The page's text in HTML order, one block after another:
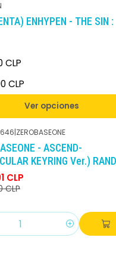
ENHYPEN - THE SIN :
CLP
CLP
Ver opciones
|ZEROBASEONE
- ASCEND-
KEYRING Ver.)
CLP
CLP